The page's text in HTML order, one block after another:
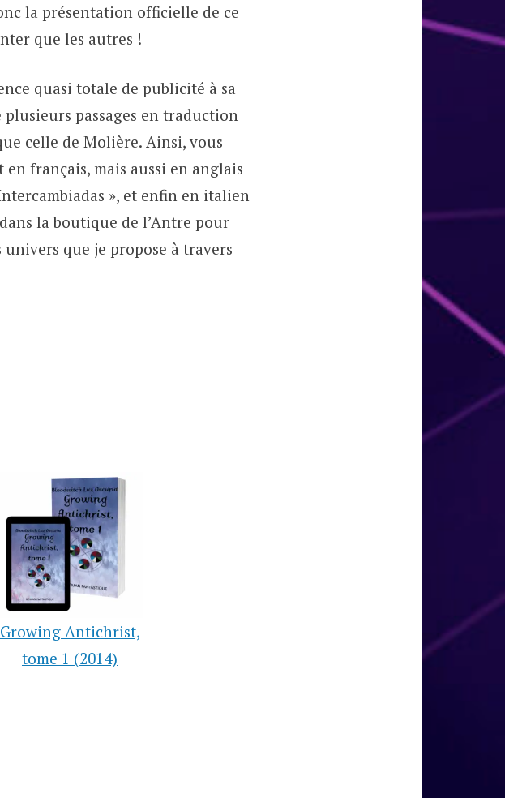
la présentation officielle de ce
que les autres !
quasi totale de publicité à sa
passages en traduction
celle de Molière. Ainsi, vous
français, mais aussi en anglais
», et enfin en italien
la boutique de l’Antre pour
que je propose à travers
Growing Antichrist,
tome 1 (2014)